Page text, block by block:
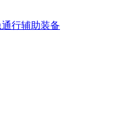
通行辅助装备